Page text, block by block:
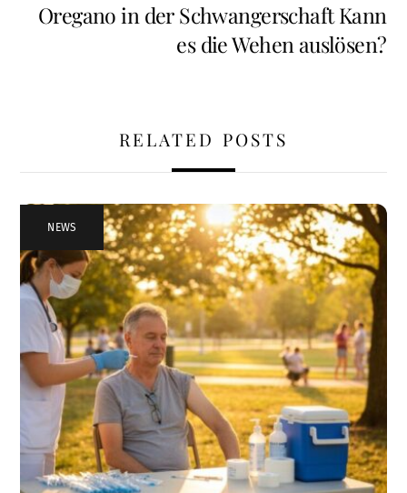
Oregano in der Schwangerschaft Kann
es die Wehen auslösen?
RELATED POSTS
NEWS